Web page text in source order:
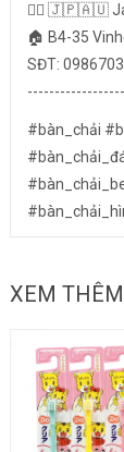
👉🏻 🇯🇵🇦🇺
🏠 B4-35
SĐT:
#bàn_chải
XEM